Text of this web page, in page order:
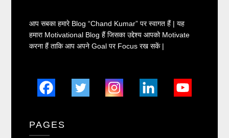
आप सबका हमारे Blog “Chand Kumar” पर स्वागत हैं | यह
हमारा Motivational Blog हैं जिसका उद्देश्य आपको Motivate
करना हैं ताकि आप अपने Goal पर Focus रख सकें |
PAGES